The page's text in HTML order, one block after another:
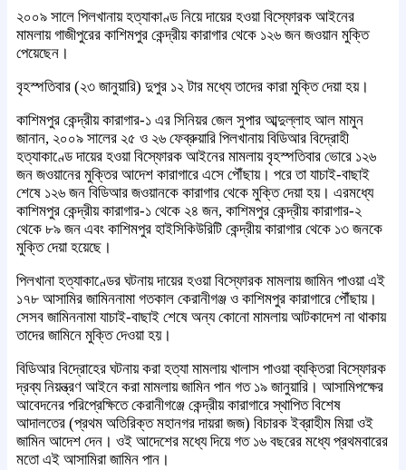
২০০৯ সালে পিলখানায় হত্যাকাণ্ড নিয়ে দায়ের হওয়া বিস্ফোরক আইনের
মামলায় গাজীপুরের কাশিমপুর কেন্দ্রীয় কারাগার থেকে ১২৬ জন জওয়ান মুক্তি
পেয়েছেন।
বৃহস্পতিবার (২৩ জানুয়ারি) দুপুর ১২ টার মধ্যে তাদের কারা মুক্তি দেয়া হয়।
কাশিমপুর কেন্দ্রীয় কারাগার-১ এর সিনিয়র জেল সুপার আব্দুল্লাহ আল মামুন
জানান, ২০০৯ সালের ২৫ ও ২৬ ফেব্রুয়ারি পিলখানায় বিডিআর বিদ্রোহী
হত্যাকাণ্ডে দায়ের হওয়া বিস্ফোরক আইনের মামলায় বৃহস্পতিবার ভোরে ১২৬
জন জওয়ানের মুক্তির আদেশ কারাগারে এসে পৌঁছায়। পরে তা যাচাই-বাছাই
শেষে ১২৬ জন বিডিআর জওয়ানকে কারাগার থেকে মুক্তি দেয়া হয়। এরমধ্যে
কাশিমপুর কেন্দ্রীয় কারাগার-১ থেকে ২৪ জন, কাশিমপুর কেন্দ্রীয় কারাগার-২
থেকে ৮৯ জন এবং কাশিমপুর হাইসিকিউরিটি কেন্দ্রীয় কারাগার থেকে ১৩ জনকে
মুক্তি দেয়া হয়েছে।
পিলখানা হত্যাকাণ্ডের ঘটনায় দায়ের হওয়া বিস্ফোরক মামলায় জামিন পাওয়া এই
১৭৮ আসামির জামিননামা গতকাল কেরানীগঞ্জ ও কাশিমপুর কারাগারে পৌঁছায়।
সেসব জামিননামা যাচাই-বাছাই শেষে অন্য কোনো মামলায় আটকাদেশ না থাকায়
তাদের জামিনে মুক্তি দেওয়া হয়।
বিডিআর বিদ্রোহের ঘটনায় করা হত্যা মামলায় খালাস পাওয়া ব্যক্তিরা বিস্ফোরক
দ্রব্য নিয়ন্ত্রণ আইনে করা মামলায় জামিন পান গত ১৯ জানুয়ারি। আসামিপক্ষের
আবেদনের পরিপ্রেক্ষিতে কেরানীগঞ্জে কেন্দ্রীয় কারাগারে স্থাপিত বিশেষ
আদালতের (প্রথম অতিরিক্ত মহানগর দায়রা জজ) বিচারক ইব্রাহীম মিয়া ওই
জামিন আদেশ দেন। ওই আদেশের মধ্যে দিয়ে গত ১৬ বছরের মধ্যে প্রথমবারের
মতো এই আসামিরা জামিন পান।